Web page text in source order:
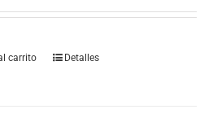
carrito Detalles